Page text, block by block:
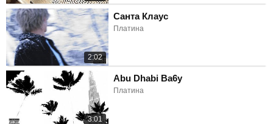
2:02
Санта Клаус
Платина
3:01
Abu Dhabi Ba6y
Платина